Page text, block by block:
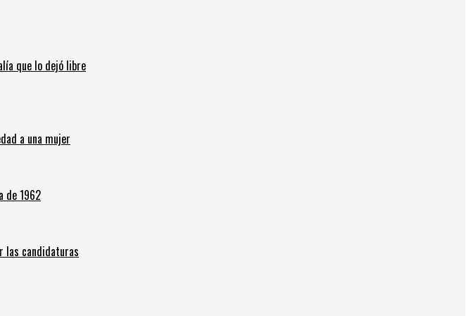
que lo dejó libre
a una mujer
de 1962
las candidaturas